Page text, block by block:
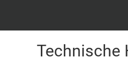
Technische